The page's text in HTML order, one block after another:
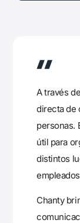
A través
directa de
personas.
útil para
distintos
Chanty